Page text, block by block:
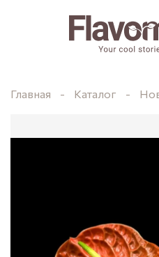
Главная Каталог